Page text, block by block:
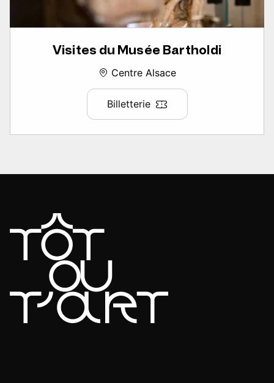
Visites du Musée Bartholdi
Centre Alsace
Billetterie